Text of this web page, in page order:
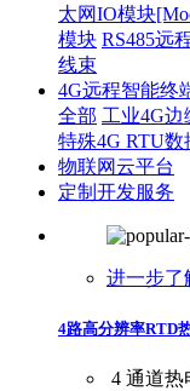
太网IO模块
模块 RS485远
线束
4G远程智能终
全部 工业4G
特殊4G RTU数
物联网云平台
定制开发服务
进一步了
4路高分辨率RTD
​4 通道